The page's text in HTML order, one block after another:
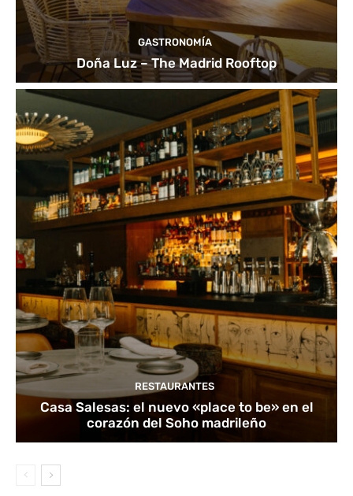
GASTRONOMÍA
Doña Luz – The Madrid Rooftop
RESTAURANTES
Casa Salesas: el nuevo «place to be» en el
corazón del Soho madrileño